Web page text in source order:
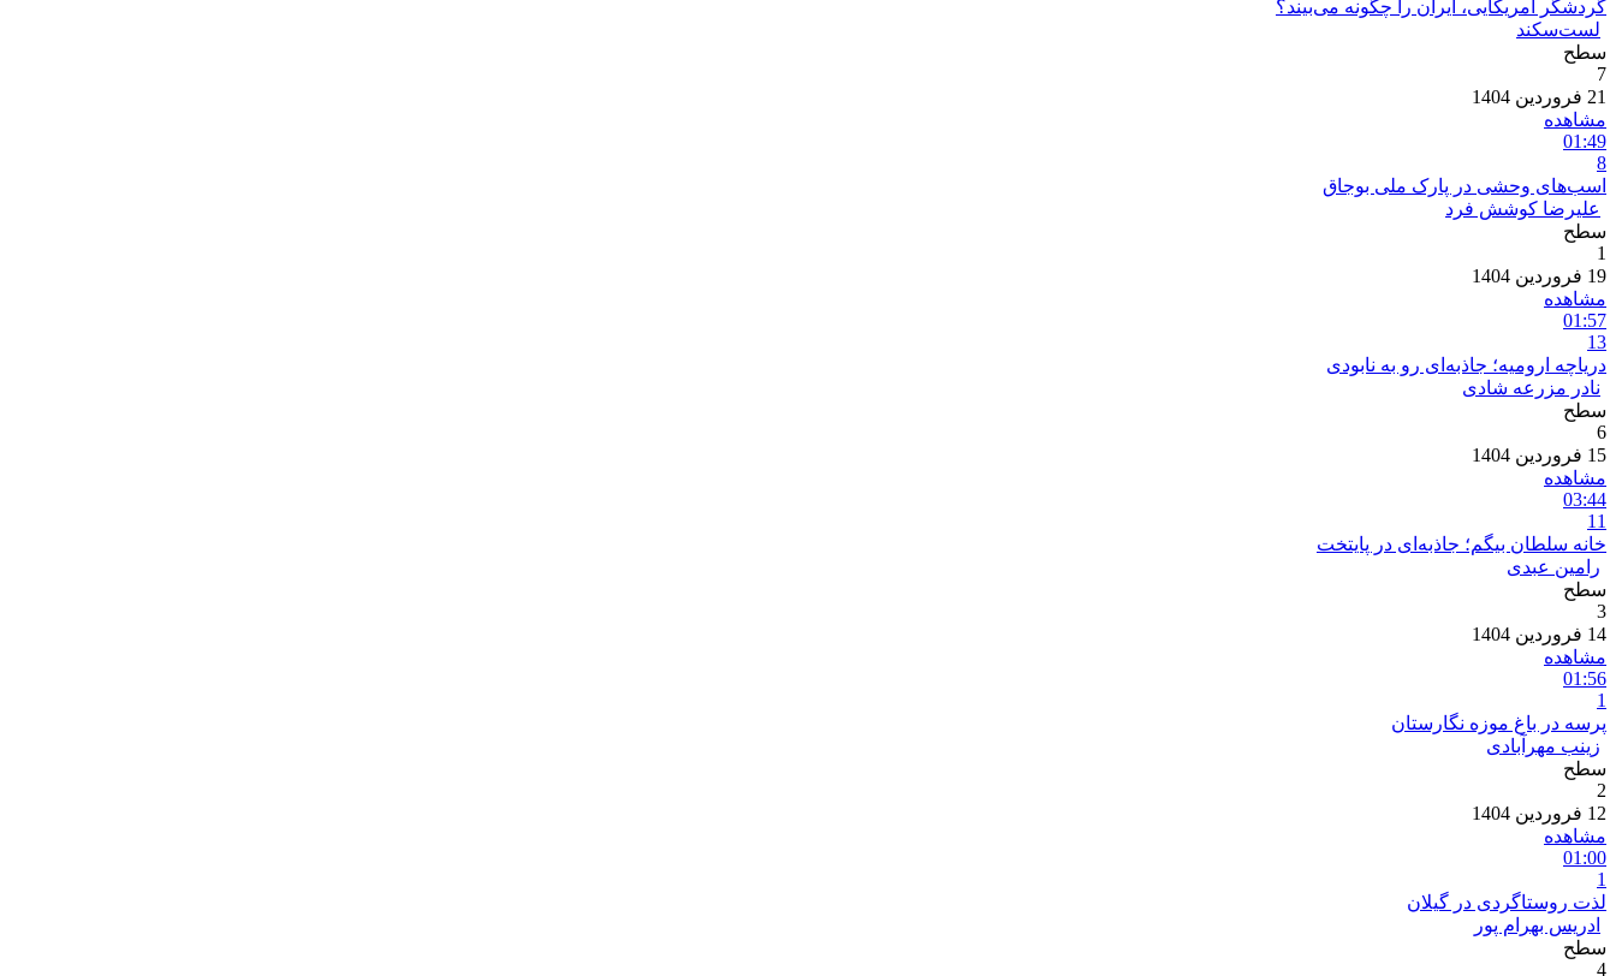
گردشگر آمریکایی، ایران را چگونه می‌بیند؟
لست‌سکند
سطح
7
21 فروردین 1404
مشاهده
01:49
8
اسب‌های وحشی در پارک ملی بوجاق
علیرضا کوشش فرد
سطح
1
19 فروردین 1404
مشاهده
01:57
13
دریاچه ارومیه؛ جاذبه‌ای رو به نابودی
نادر مزرعه شادی
سطح
6
15 فروردین 1404
مشاهده
03:44
11
خانه سلطان بیگم؛ جاذبه‌ای در پایتخت
رامین عبدی
سطح
3
14 فروردین 1404
مشاهده
01:56
1
پرسه در باغ موزه نگارستان
زینب مهرآبادی
سطح
2
12 فروردین 1404
مشاهده
01:00
1
لذت روستاگردی در گیلان
ادریس بهرام پور
سطح
4